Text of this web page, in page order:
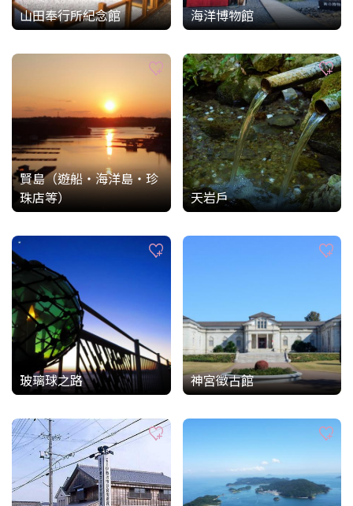
山田奉行所紀念館 海洋博物館
賢島（遊船・海洋島・珍
珠店等）
天岩戶
玻璃球之路 神宮徵古館